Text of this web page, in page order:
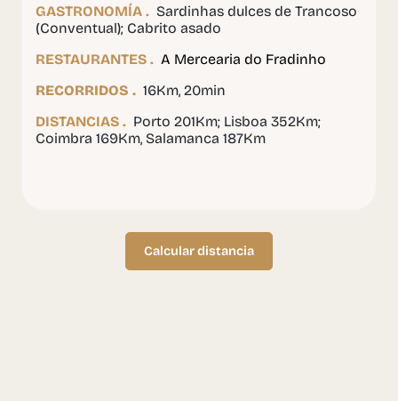
GASTRONOMÍA . Sardinhas dulces de Trancoso
(Conventual); Cabrito asado
RESTAURANTES . A Mercearia do Fradinho
RECORRIDOS . 16Km, 20min
DISTANCIAS . Porto 201Km; Lisboa 352Km;
Coimbra 169Km, Salamanca 187Km
Calcular distancia